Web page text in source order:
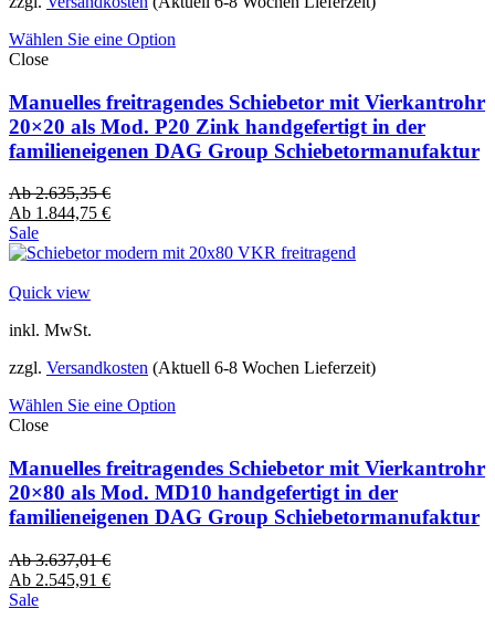
Wählen Sie eine Option
Close
Manuelles freitragendes Schiebetor mit Vierkantrohr
20×20 als Mod. P20 Zink handgefertigt in der
familieneigenen DAG Group Schiebetormanufaktur
Ab2.635,35€
Ab 1.844,75 €
Sale
Quick view
inkl. MwSt.
zzgl. Versandkosten (Aktuell 6-8 Wochen Lieferzeit)
Wählen Sie eine Option
Close
Manuelles freitragendes Schiebetor mit Vierkantrohr
20×80 als Mod. MD10 handgefertigt in der
familieneigenen DAG Group Schiebetormanufaktur
Ab3.637,01€
Ab 2.545,91 €
Sale